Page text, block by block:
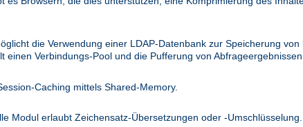
die Verwendung einer LDAP-Datenbank zur Speicherung
einen Verbindungs-Pool und die Pufferung von
Caching mittels Shared-Memory.
Modul erlaubt Zeichensatz-Übersetzungen oder -Umschlüsselung.